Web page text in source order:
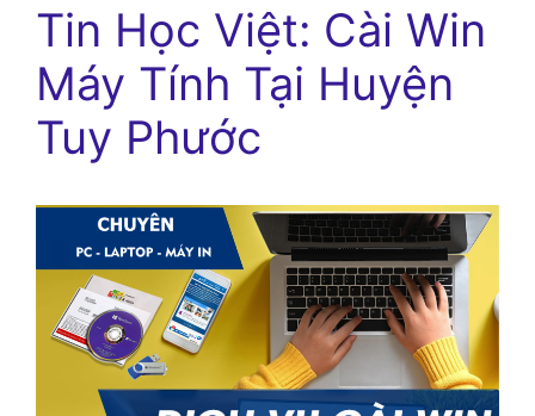
Tin Học Việt: Cài Win
Máy Tính Tại Huyện
Tuy Phước